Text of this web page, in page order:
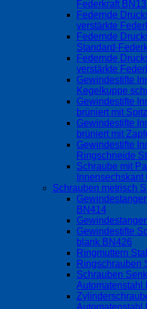
Federkraft
Federnde
verstärkte
Federnde
Standard-
Federnde
verstärkte
Gewindestifte
Kegelkuppe
Gewindestifte
brüniert mit
Gewindestifte
brüniert mit
Gewindestifte
Ringschneide
Schraube mit
Schrauben metrisch
BN414
Gewindestifte
blank BN426
Ringmuttern
Ringschrauben
Schrauben
Automatenstahl
Automatenstahl